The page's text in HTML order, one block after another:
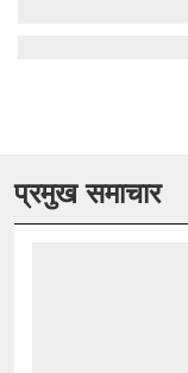
प्रमुख समाचार